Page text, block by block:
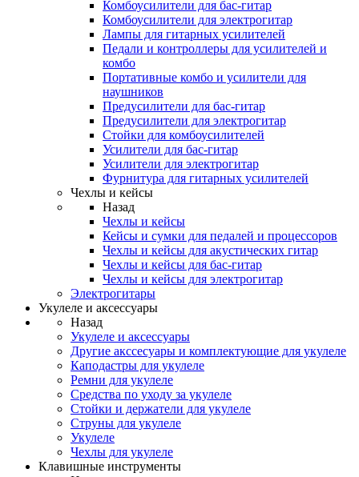
Комбоусилители для бас-гитар
Комбоусилители для электрогитар
Лампы для гитарных усилителей
Педали и контроллеры для усилителей и
комбо
Портативные комбо и усилители для
наушников
Предусилители для бас-гитар
Предусилители для электрогитар
Стойки для комбоусилителей
Усилители для бас-гитар
Усилители для электрогитар
Фурнитура для гитарных усилителей
Чехлы и кейсы
Назад
Чехлы и кейсы
Кейсы и сумки для педалей и процессоров
Чехлы и кейсы для акустических гитар
Чехлы и кейсы для бас-гитар
Чехлы и кейсы для электрогитар
Электрогитары
Укулеле и аксессуары
Назад
Укулеле и аксессуары
Другие акссесуары и комплектующие для укулеле
Каподастры для укулеле
Ремни для укулеле
Средства по уходу за укулеле
Стойки и держатели для укулеле
Струны для укулеле
Укулеле
Чехлы для укулеле
Клавишные инструменты